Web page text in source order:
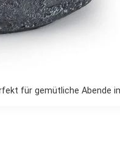
für gemütliche Abende